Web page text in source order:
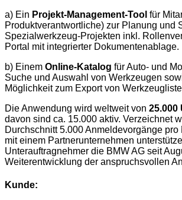
a) Ein Projekt-Management-Tool für
Produktverantwortliche) zur Planung und
Spezialwerkzeug-Projekten inkl.
Portal mit integrierter Dokumentenablage.
b) Einem Online-Katalog für Auto- und
Suche und Auswahl von Werkzeugen
Möglichkeit zum Export von
Die Anwendung wird weltweit von 25.000
davon sind ca. 15.000 aktiv. Verzeichnet
Durchschnitt 5.000 Anmeldevorgänge pro
mit einem Partnerunternehmen
Unterauftragnehmer die BMW AG seit
Weiterentwicklung der anspruchsvollen
Kunde: